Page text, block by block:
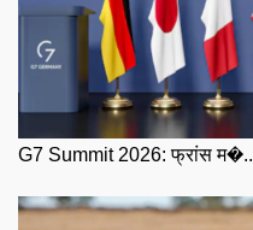
G7 Summit 2026: फ्रांस